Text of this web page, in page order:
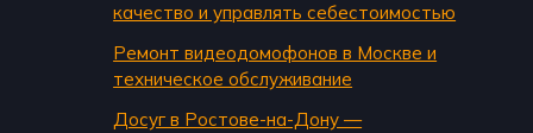
качество и управлять себестоимостью
Ремонт видеодомофонов в Москве и
техническое обслуживание
Досуг в Ростове-на-Дону —